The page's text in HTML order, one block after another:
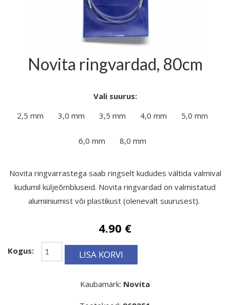
Novita ringvardad, 80cm
Vali suurus:
2,5 mm
3,0 mm 3,5 mm 4,0 mm 5,0 mm
6,0 mm 8,0 mm
Novita ringvarrastega saab ringselt kududes vältida valmival
kudumil küljeõmbluseid. Novita ringvardad on valmistatud
alumiiniumist või plastikust (olenevalt suurusest).
4.90 €
Kogus: LISA KORVI
Kaubamärk: Novita